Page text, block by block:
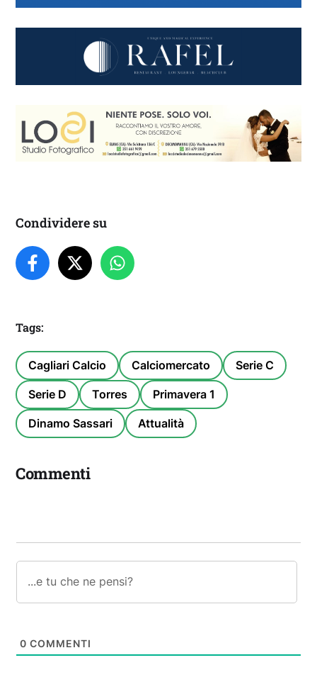
Condividere su
Tags:
Cagliari Calcio Calciomercato Serie C
Serie D Torres Primavera 1
Dinamo Sassari Attualità
Commenti
0 COMMENTI